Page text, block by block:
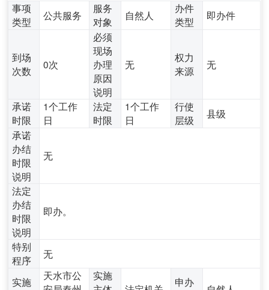
事项
类型
公共服务
服务
对象
自然人
办件
类型
即办件
到场
次数
0次
必须
现场
办理
原因
说明
无
权力
来源
无
承诺
时限
1个工作
日
法定
时限
1个工作
日
行使
层级
县级
承诺
办结
时限
说明
无
法定
办结
时限
说明
即办。
特别
程序
无
实施
天水市公
实施
申办